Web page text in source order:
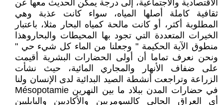
الاقتصادية والاجتماعية، إلى درجة يمكن الحديث معها عن
ثقافية كاملة أصلها المياه، سواء كانت عذبة وهي
المطلوبة أكثر، أو كانت مالحة كمياه البحار مثلا، باعتبار
الخيرات المتعددة التي تجود بها المحيطات والبحاروهذا
منطوق الآية الحكيمة " وجعلنا من الماء كل شيء حي "
ونحن نعرف تماما أن أولى الحضارات البشرية أقيمت
على ضفاف الأنهار والمجاري المائية، حيث نشأت
الزراعة وتراجعت أنشطة الصيد البدائية لدى الإنسان ولنا
في حضارات المدن ببلاد ما بين النهرين Mésopotamie
أي العراق الحالي كالسومريين والأكاديين والبابليين